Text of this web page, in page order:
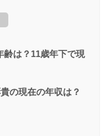
齢は？11歳年下で現
の現在の年収は？